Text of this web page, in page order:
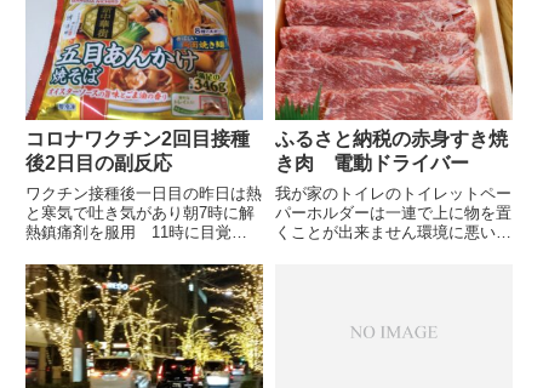
掛けました地元の野菜をふんだん
に使ったオシャレなサンドウィッ
チ屋さんで人気なのでお昼には
完...
が会食の為、夕飯がいらず私も体
調が全快といかず食欲がなく軽
く...
コロナワクチン2回目接種
後2日目の副反応
ワクチン接種後一日目の昨日は熱
と寒気で吐き気があり朝7時に解
熱鎮痛剤を服用 11時に目覚め
いたあんかけ焼きそばの冷凍食品
をレンチンして食べましたレンチ
ン後の写真は撮っていなかったの
で袋の状態でワクチン接種1回
目...
ふるさと納税の赤身すき焼
き肉 電動ドライバー
我が家のトイレのトイレットペー
パーホルダーは一連で上に物を置
くことが出来ません環境に悪いの
が有りそこにトイレットペーパ